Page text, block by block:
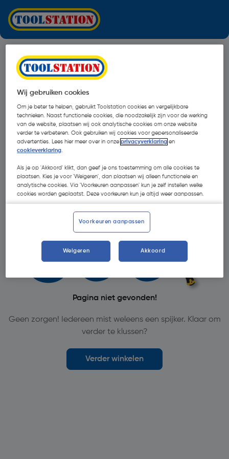
Oops!
Pagina niet gevonden!
Geen zorgen! Iedereen mist weleens een spijker. Klaar om
verder te klussen?
Verder winkelen
Wij gebruiken cookies
Om je beter te helpen, gebruikt Toolstation cookies en vergelijkbare
technieken. Naast functionele cookies, die noodzakelijk zijn voor de werking
van de website, plaatsen wij ook analytische cookies om onze website
verder te verbeteren. Ook gebruiken wij cookies voor gepersonaliseerde
advertenties. Lees hier meer over in onzeprivacyverklaring en
cookieverklaring.
Als je op 'Akkoord' klikt, dan geef je ons toestemming om alle cookies te
plaatsen. Kies je voor 'Weigeren', dan plaatsen wij alleen functionele en
analytische cookies. Via 'Voorkeuren aanpassen' kun je zelf instellen welke
cookies worden geplaatst. Deze voorkeuren kun je altijd weer aanpassen.
Voorkeuren aanpassen
Weigeren Akkoord